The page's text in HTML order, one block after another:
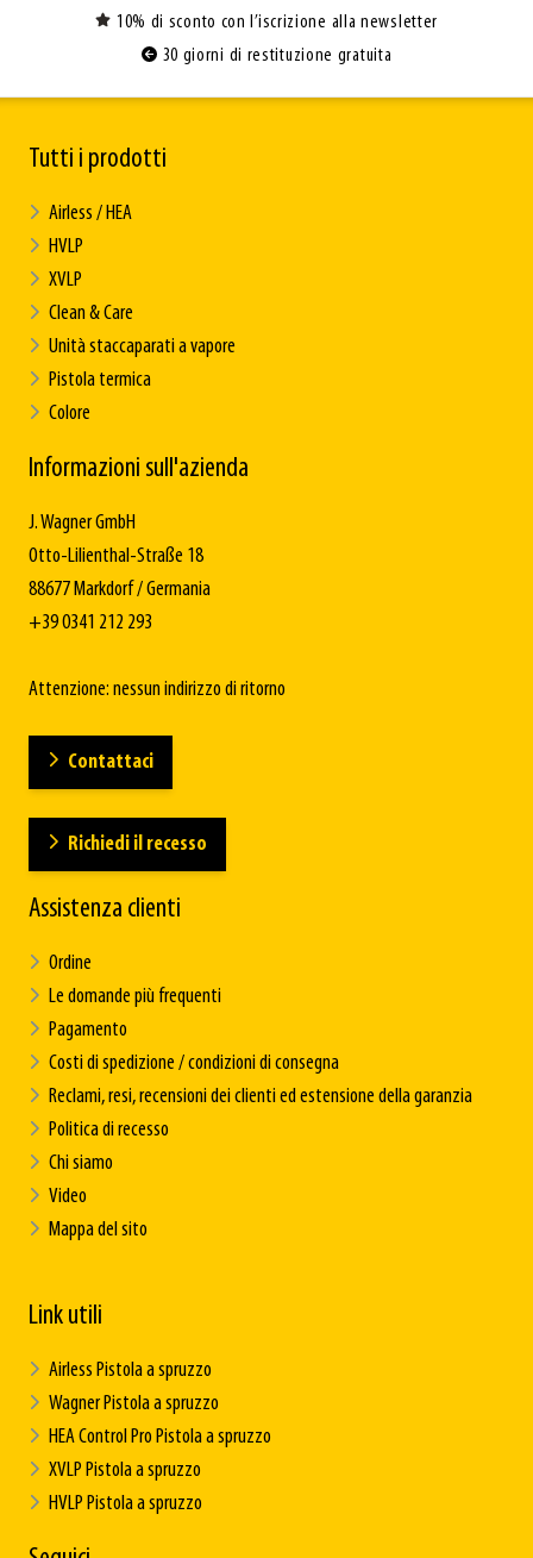
10% di sconto con l’iscrizione alla newsletter
30 giorni di restituzione gratuita
Tutti i prodotti
Airless / HEA
HVLP
XVLP
Clean & Care
Unità staccaparati a vapore
Pistola termica
Colore
Informazioni sull'azienda
J. Wagner GmbH
Otto-Lilienthal-Straße 18
88677 Markdorf / Germania
+39 0341 212 293
Attenzione: nessun indirizzo di ritorno
Contattaci
Richiedi il recesso
Assistenza clienti
Ordine
Le domande più frequenti
Pagamento
Costi di spedizione / condizioni di consegna
Reclami, resi, recensioni dei clienti ed estensione della garanzia
Politica di recesso
Chi siamo
Video
Mappa del sito
Link utili
Airless Pistola a spruzzo
Wagner Pistola a spruzzo
HEA Control Pro Pistola a spruzzo
XVLP Pistola a spruzzo
HVLP Pistola a spruzzo